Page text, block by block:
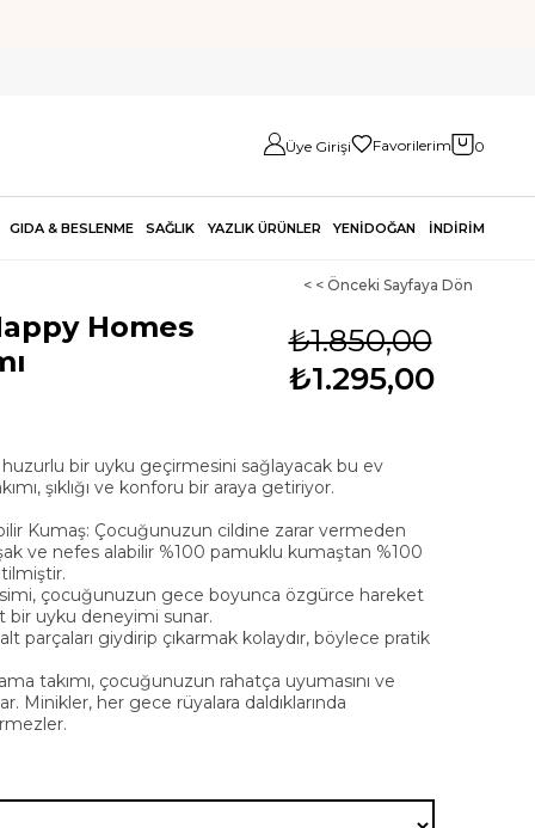
Üye Girişi Favorilerim 0
GIDA & BESLENME SAĞLIK YAZLIK ÜRÜNLER YENİDOĞAN İNDİRİM
< < Önceki Sayfaya Dön
₺1.850,00
₺1.295,00
Homes
bir uyku geçirmesini sağlayacak bu ev
şıklığı ve konforu bir araya getiriyor.
Kumaş: Çocuğunuzun cildine zarar vermeden
ve nefes alabilir %100 pamuklu kumaştan %100
çocuğunuzun gece boyunca özgürce hareket
bir uyku deneyimi sunar.
parçaları giydirip çıkarmak kolaydır, böylece pratik
takımı, çocuğunuzun rahatça uyumasını ve
Minikler, her gece rüyalara daldıklarında